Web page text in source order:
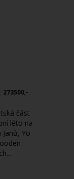
273500,-
část
léto na
Yo